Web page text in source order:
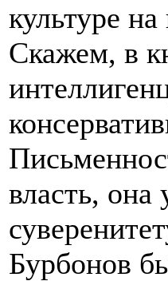
культуре
Скажем, в
власть, она
Бурбонов